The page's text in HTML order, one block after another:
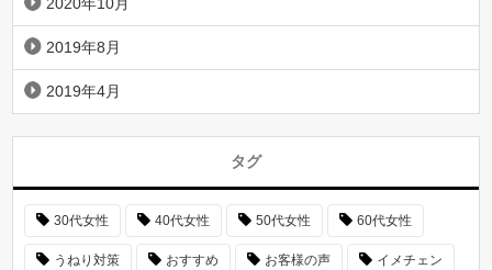
2020年10月
2019年8月
2019年4月
タグ
30代女性 40代女性 50代女性 60代女性
うねり対策 おすすめ お客様の声 イメチェン